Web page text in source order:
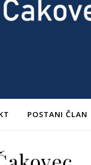
POSTANI ČLAN